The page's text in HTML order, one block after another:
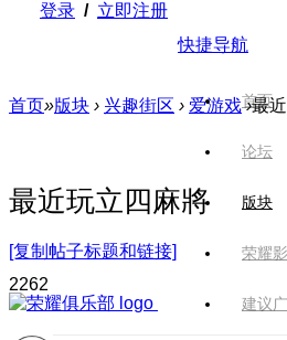
登录 / 立即注册
快捷导航
首页
论坛
版块
荣耀
建议
首页»版块 › 兴趣街区 › 爱游戏 ›最
最近玩立四麻將
[复制帖子标题和链接]
2262